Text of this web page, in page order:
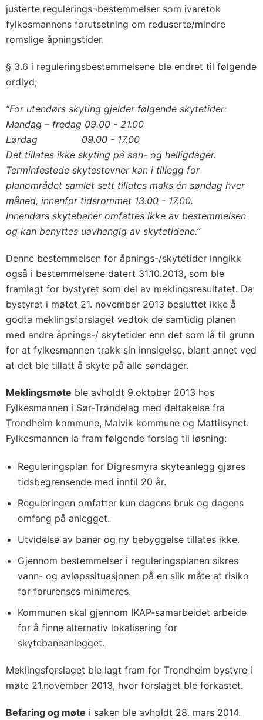
justerte regulerings¬bestemmelser som ivaretok
fylkesmannens forutsetning om reduserte/mindre
romslige åpningstider.
§ 3.6 i reguleringsbestemmelsene ble endret til følgende
ordlyd;
”For utendørs skyting gjelder følgende skytetider:
Mandag – fredag 09.00 - 21.00
Lørdag 09.00 - 17.00
Det tillates ikke skyting på søn- og helligdager.
Terminfestede skytestevner kan i tillegg for
planområdet samlet sett tillates maks én søndag hver
måned, innenfor tidsrommet 13.00 - 17.00.
Innendørs skytebaner omfattes ikke av bestemmelsen
og kan benyttes uavhengig av skytetidene.”
Denne bestemmelsen for åpnings-/skytetider inngikk
også i bestemmelsene datert 31.10.2013, som ble
framlagt for bystyret som del av meklingsresultatet. Da
bystyret i møtet 21. november 2013 besluttet ikke å
godta meklingsforslaget vedtok de samtidig planen
med andre åpnings-/ skytetider enn det som lå til grunn
for at fylkesmannen trakk sin innsigelse, blant annet ved
at det ble tillatt å skyte på alle søndager.
Meklingsmøte ble avholdt 9.oktober 2013 hos
Fylkesmannen i Sør-Trøndelag med deltakelse fra
Trondheim kommune, Malvik kommune og Mattilsynet.
Fylkesmannen la fram følgende forslag til løsning:
Reguleringsplan for Digresmyra skyteanlegg gjøres
tidsbegrensende med inntil 20 år.
Reguleringen omfatter kun dagens bruk og dagens
omfang på anlegget.
Utvidelse av baner og ny bebyggelse tillates ikke.
Gjennom bestemmelser i reguleringsplanen sikres
vann- og avløpssituasjonen på en slik måte at risiko
for forurenses minimeres.
Kommunen skal gjennom IKAP-samarbeidet arbeide
for å finne alternativ lokalisering for
skytebaneanlegget.
Meklingsforslaget ble lagt fram for Trondheim bystyre i
møte 21.november 2013, hvor forslaget ble forkastet.
Befaring og møte i saken ble avholdt 28. mars 2014.